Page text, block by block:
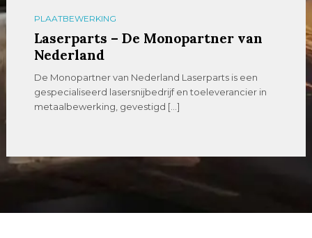
PLAATBEWERKING
Laserparts – De Monopartner van
Nederland
De Monopartner van Nederland Laserparts is een
gespecialiseerd lasersnijbedrijf en toeleverancier in
metaalbewerking, gevestigd […]